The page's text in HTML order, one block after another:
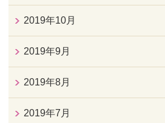
2019年10月
2019年9月
2019年8月
2019年7月